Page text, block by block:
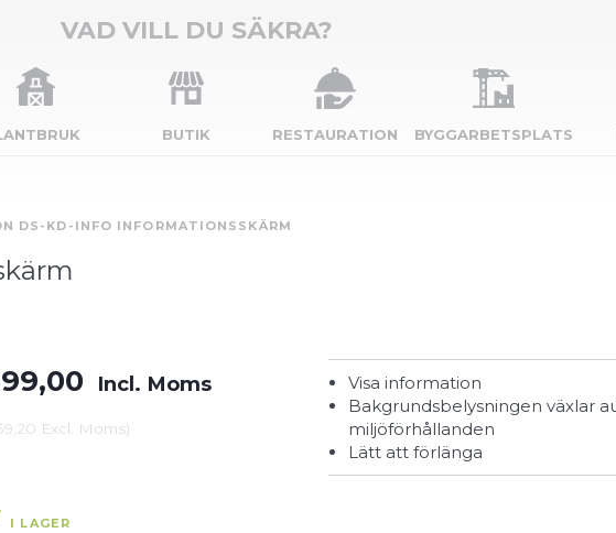
VAD VILL DU SÄKRA?
BUTIK RESTAURATION BYGGARBETSPLATS
DS-KD-INFO INFORMATIONSSKÄRM
Incl. Moms
Excl. Moms)
I LAGER
Visa information
Bakgrundsbelysningen växlar automatiskt efter
miljöförhållanden
Lätt att förlänga